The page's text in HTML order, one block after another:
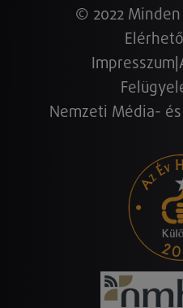
© 2022
Impresszum
Nemzeti Média-